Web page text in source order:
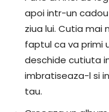
apoi intr-un
ziua lui. Cutia mai
faptul ca va primi
deschide cutiuta
imbratiseaza-l si
tau.